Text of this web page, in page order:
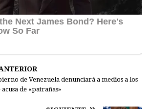
de Venezuela denunciará a medios a los
acusa de «patrañas»